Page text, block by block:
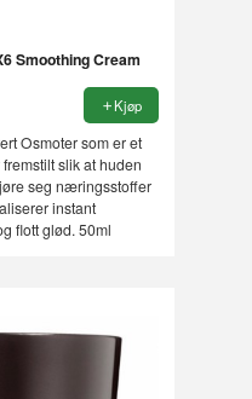
Smoothing Cream
Kjøp
Osmoter som er et
slik at huden
seg næringsstoffer
instant
flott glød. 50ml